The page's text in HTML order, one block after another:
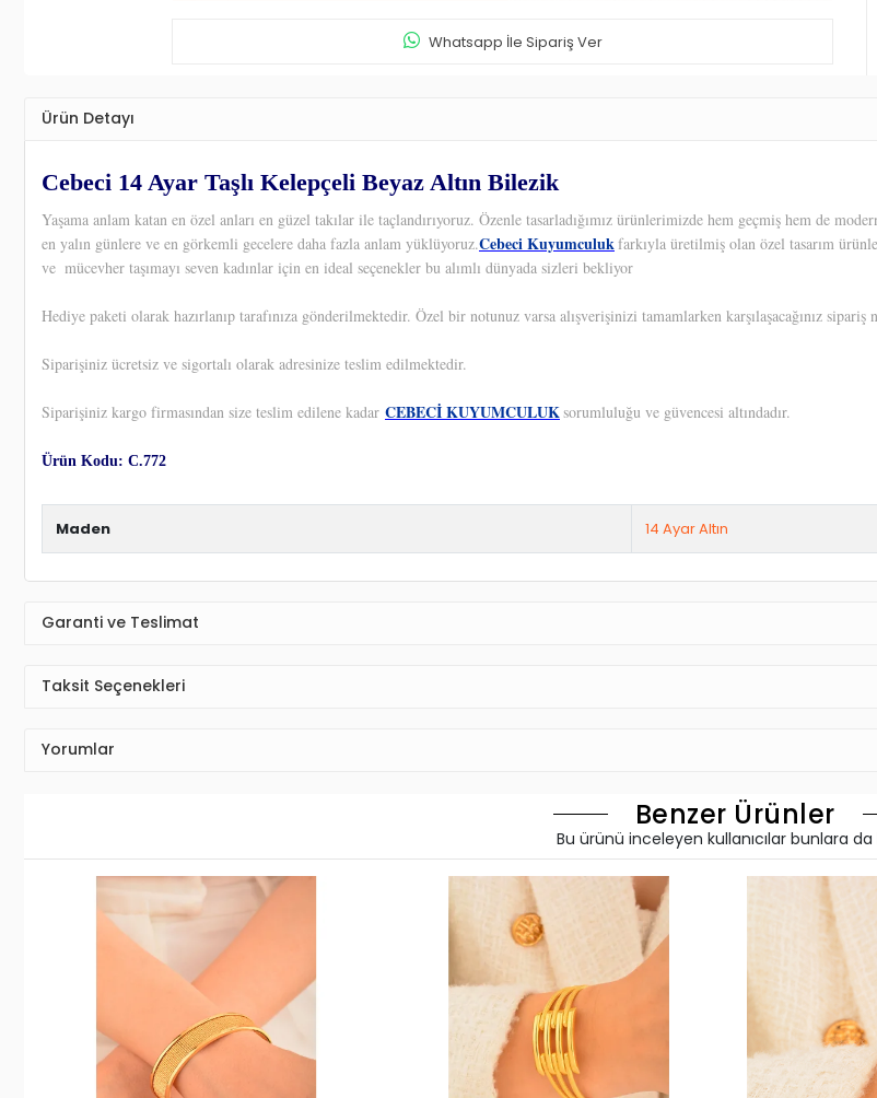
Whatsapp İle Sipariş Ver
Ürün Detayı
Cebeci 14 Ayar Taşlı Kelepçeli Beyaz Altın Bilezik
Yaşama anlam katan en özel anları en güzel takılar ile taçlandırıyoruz. Özenle tasarladığımız ürünlerimizde hem geçmiş hem de
en yalın günlere ve en görkemli gecelere daha fazla anlam yüklüyoruz.Cebeci Kuyumculukfarkıyla üretilmiş olan özel tasarım
ve mücevher taşımayı seven kadınlar için en ideal seçenekler bu alımlı dünyada sizleri bekliyor
Hediye paketi olarak hazırlanıp tarafınıza gönderilmektedir. Özel bir notunuz varsa alışverişinizi tamamlarken karşılaşacağınız
Siparişiniz ücretsiz ve sigortalı olarak adresinize teslim edilmektedir.
Siparişiniz kargo firmasından size teslim edilene kadar CEBECİ KUYUMCULUKsorumluluğu ve güvencesi altındadır.
Ürün Kodu: C.772
Maden 14 Ayar Altın
Garanti ve Teslimat
Taksit Seçenekleri
Yorumlar
Benzer Ürünler
Bu ürünü inceleyen kullanıcılar bunlara da